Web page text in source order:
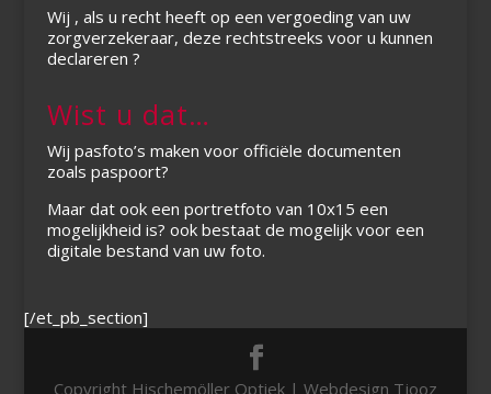
Wij , als u recht heeft op een vergoeding van uw
zorgverzekeraar, deze rechtstreeks voor u kunnen
declareren ?
Wist u dat…
Wij pasfoto’s maken voor officiële documenten
zoals paspoort?
Maar dat ook een portretfoto van 10x15 een
mogelijkheid is? ook bestaat de mogelijk voor een
digitale bestand van uw foto.
[/et_pb_section]
Copyright Hischemöller Optiek | Webdesign Tjooz